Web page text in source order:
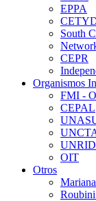
EPPA
South
CEPR
Organismos
FMI -
CEPAL
OIT
Otros